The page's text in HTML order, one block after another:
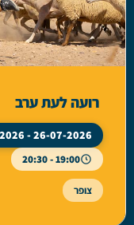
רועה לעת ערב
26-07-2026 - 29-08-2026
19:00 - 20:30
צופר